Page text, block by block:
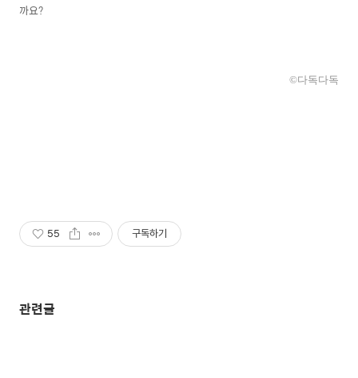
까요?
©다독다독
55 구독하기
관련글